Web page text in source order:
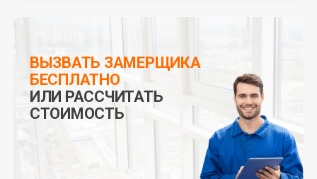
ВЫЗВАТЬ ЗАМЕРЩИКА
БЕСПЛАТНО
ИЛИ РАССЧИТАТЬ
СТОИМОСТЬ